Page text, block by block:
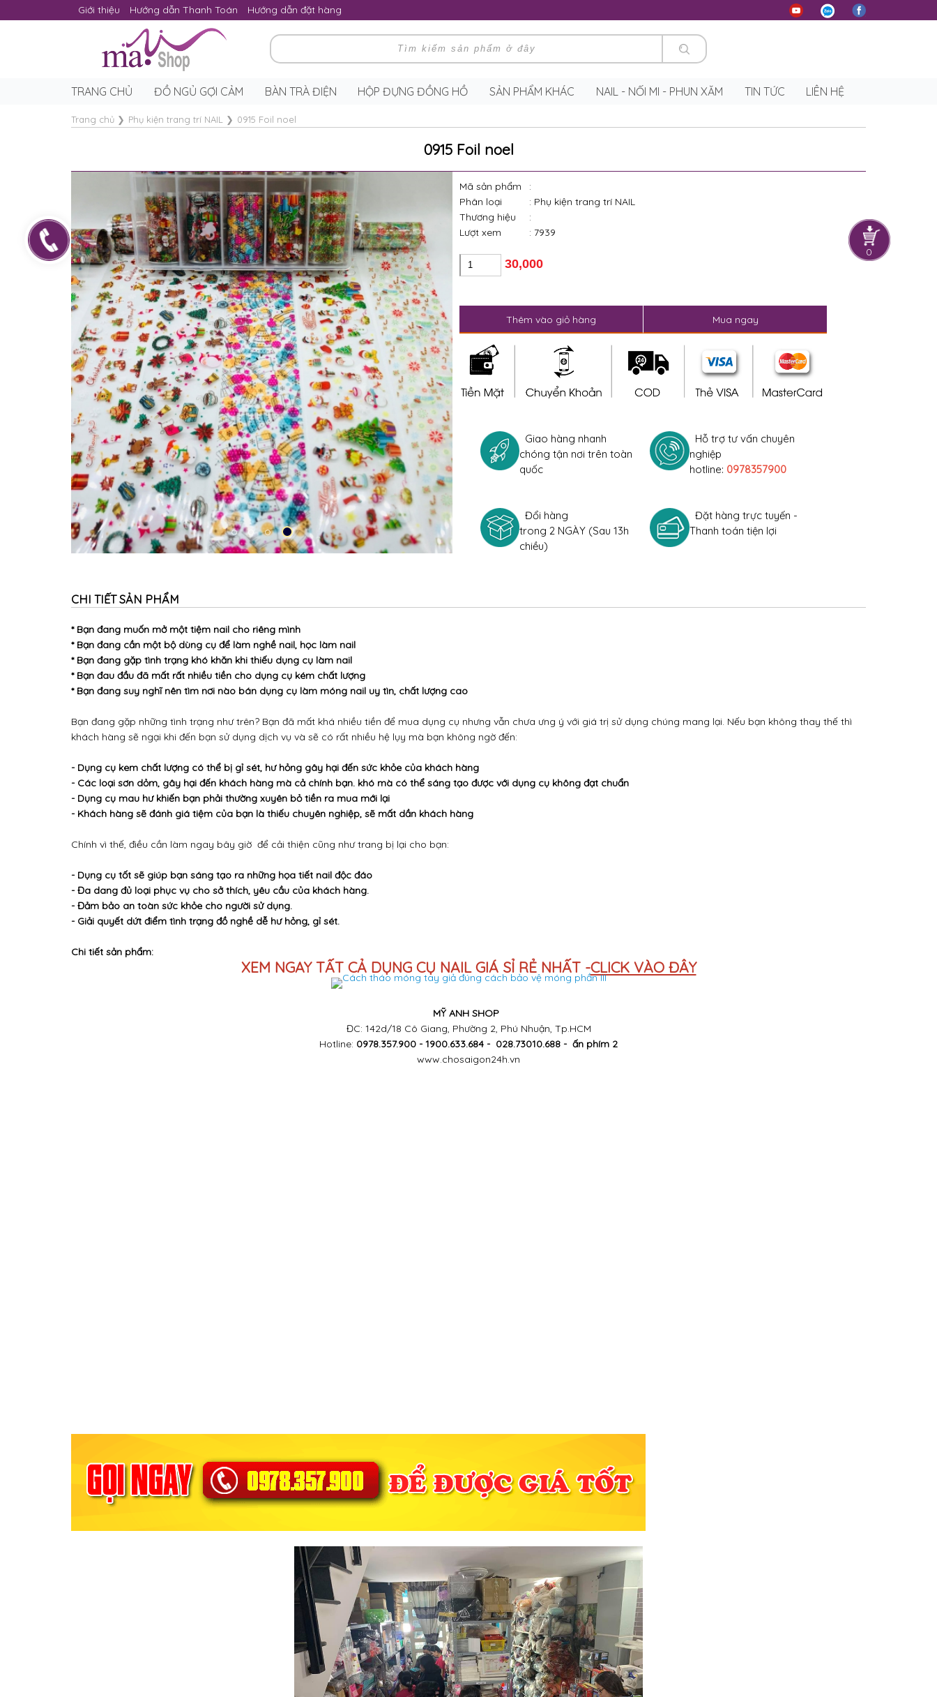
Giới thiệu Hướng dẫn Thanh Toán Hướng dẫn đặt hàng
0
TRANG CHỦ ĐỒ NGỦ GỢI CẢM BÀN TRÀ ĐIỆN HỘP ĐỰNG ĐỒNG HỒ SẢN PHẨM KHÁC NAIL - NỐI MI - PHUN XĂM TIN TỨC LIÊN HỆ
Trang chủ ❯ Phụ kiện trang trí NAIL ❯ 0915 Foil noel
0915 Foil noel
Mã sản phẩm
:
Phân loại
: Phụ kiện trang trí NAIL
Thương hiệu
:
Lượt xem
: 7939
30,000
Thêm vào giỏ hàng Mua ngay
Giao hàng nhanh
chóng tận nơi trên toàn
quốc
Hỗ trợ tư vấn chuyên
nghiệp
hotline: 0978357900
Đổi hàng
trong 2 NGÀY (Sau 13h
chiều)
Đặt hàng trực tuyến -
Thanh toán tiện lợi
CHI TIẾT SẢN PHẨM
* Bạn đang muốn mở một tiệm nail cho riêng mình
* Bạn đang cần một bộ dùng cụ để làm nghề nail, học làm nail
* Bạn đang gặp tình trạng khó khăn khi thiếu dụng cụ làm nail
* Bạn đau đầu đã mất rất nhiều tiền cho dụng cụ kém chất lượng
* Bạn đang suy nghĩ nên tìm nơi nào bán dụng cụ làm móng nail uy tìn, chất lượng cao
Bạn đang gặp những tình trạng như trên? Bạn đã mất khá nhiều tiền để mua dụng cụ nhưng vẫn chưa ưng ý với giá trị sử dụng chúng mang lại. Nếu bạn không thay thế thì
khách hàng sẽ ngại khi đến bạn sử dụng dịch vụ và sẽ có rất nhiều hệ lụy mà bạn không ngờ đến:
- Dụng cụ kem chất lượng có thể bị gỉ sét, hư hỏng gây hại đến sức khỏe của khách hàng
- Các loại sơn dỏm, gây hại đến khách hàng mà cả chính bạn. khó mà có thể sáng tạo được với dụng cụ không đạt chuẩn
- Dụng cụ mau hư khiến bạn phải thường xuyên bỏ tiền ra mua mới lại
- Khách hàng sẽ đánh giá tiệm của bạn là thiếu chuyên nghiệp, sẽ mất dần khách hàng
Chính vì thế, điều cần làm ngay bây giờ để cải thiện cũng như trang bị lại cho bạn:
- Dụng cụ tốt sẽ giúp bạn sáng tạo ra những họa tiết nail độc đáo
- Đa dang đủ loại phục vụ cho sở thích, yêu cầu của khách hàng.
- Đảm bảo an toàn sức khỏe cho người sử dụng.
- Giải quyết dứt điểm tình trạng đồ nghề dễ hư hỏng, gỉ sét.
Chi tiết sản phẩm:
XEM NGAY TẤT CẢ DỤNG CỤ NAIL GIÁ SỈ RẺ NHẤT -CLICK VÀO ĐÂY
MỸ ANH SHOP
ĐC: 142d/18 Cô Giang, Phường 2, Phú Nhuận, Tp.HCM
Hotline: 0978.357.900 - 1900.633.684 - 028.73010.688 - ấn phím 2
www.chosaigon24h.vn